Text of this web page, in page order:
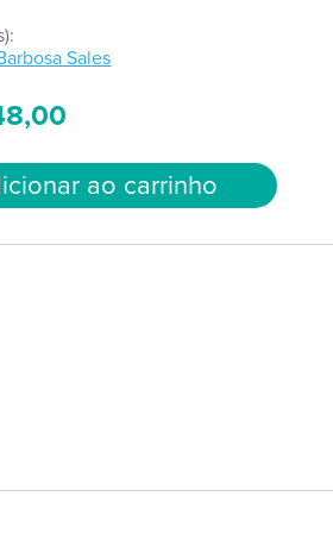
Sales
ao carrinho